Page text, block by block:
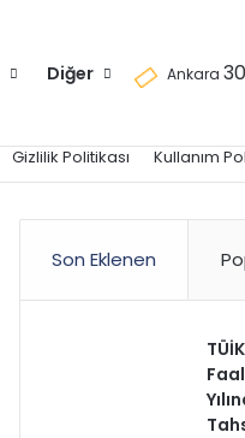
Diğer Ankara 30
Gizlilik Politikası Kullanım
Son Eklenen